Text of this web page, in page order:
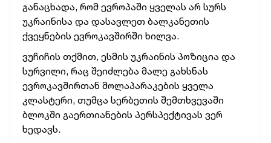
განაცხადა, რომ ევროპაში ყველას არ სურს
უკრაინისა და დასავლეთ ბალკანეთის
ქვეყნების ევროკავშირში ხილვა.
ვუჩიჩის თქმით, ესმის უკრაინის პოზიცია და
სურვილი, რაც შეიძლება მალე გახსნას
ევროკავშირთან მოლაპარაკების ყველა
კლასტერი, თუმცა სერბეთის შემთხვევაში
ბლოკში გაერთიანების პერსპექტივას ვერ
ხედავს.